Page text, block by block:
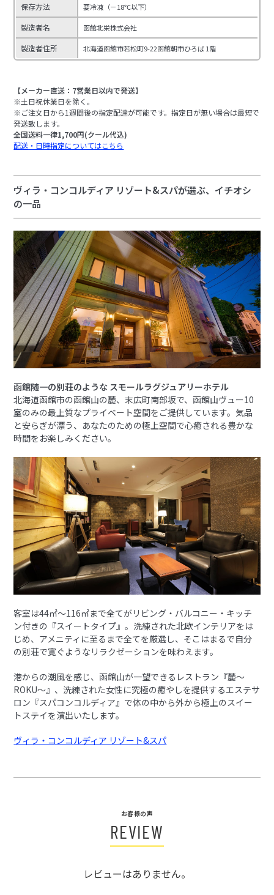
保存方法 要冷凍（－18℃以下）
製造者名 函館北栄株式会社
製造者住所 北海道函館市若松町9-22函館朝市ひろば 1階
【メーカー直送：7営業日以内で発送】
※土日祝休業日を除く。
※ご注文日から1週間後の指定配達が可能です。指定日が無い場合は最短で
発送致します。
全国送料一律1,700円(クール代込)
配送・日時指定についてはこちら
ヴィラ・コンコルディア リゾート&スパが選ぶ、イチオシ
の一品
函館随一の別荘のような スモールラグジュアリーホテル
北海道函館市の函館山の麓、末広町南部坂で、函館山ヴュー10
室のみの最上質なプライベート空間をご提供しています。気品
と安らぎが漂う、あなたのための極上空間で心癒される豊かな
時間をお楽しみください。
客室は44㎡〜116㎡まで全てがリビング・バルコニー・キッチ
ン付きの『スイートタイプ』。洗練された北欧インテリアをは
じめ、アメニティに至るまで全てを厳選し、そこはまるで自分
の別荘で寛ぐようなリラクゼーションを味わえます。
港からの潮風を感じ、函館山が一望できるレストラン『麓〜
ROKU〜』、洗練された女性に究極の癒やしを提供するエステサ
ロン『スパコンコルディア』で体の中から外から極上のスイー
トステイを演出いたします。
ヴィラ・コンコルディア リゾート&スパ
お客様の声
REVIEW
レビューはありません。